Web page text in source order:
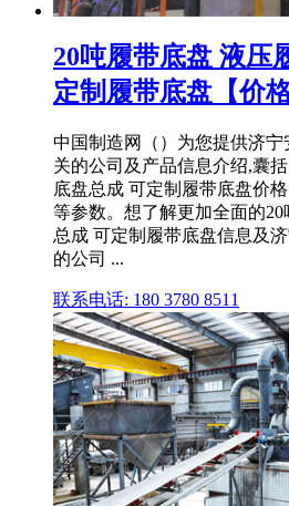
20吨履带底盘 液压
定制履带底盘【价
中国制造网（）为您提供济
关的公司及产品信息介绍,囊
底盘总成 可定制履带底盘价
等参数。想了解更加全面的
总成 可定制履带底盘信息及
的公司 ...
联系电话: 180 3780 8511